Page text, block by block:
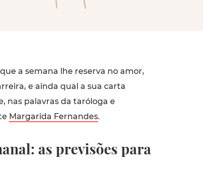
a semana lhe reserva no amor,
e ainda qual a sua carta
nas palavras da taróloga e
Margarida Fernandes.
as previsões para